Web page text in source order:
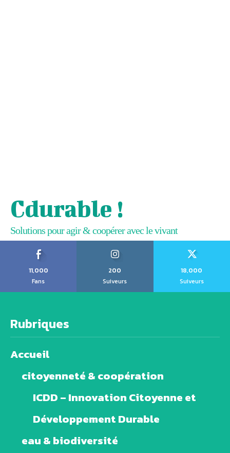
Cdurable !
Solutions pour agir & coopérer avec le vivant
11,000
Fans
200
Suiveurs
18,000
Suiveurs
Rubriques
Accueil
citoyenneté & coopération
ICDD – Innovation Citoyenne et
Développement Durable
eau & biodiversité